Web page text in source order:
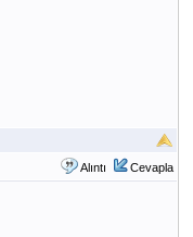
Alıntı Cevapla